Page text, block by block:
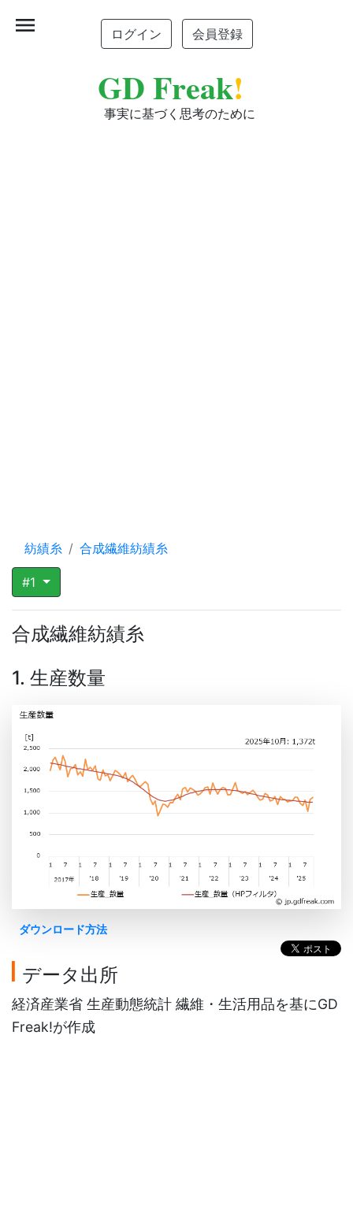
ログイン 会員登録
GD Freak!
事実に基づく思考のために
menu
紡績糸 合成繊維紡績糸
#1
合成繊維紡績糸
1. 生産数量
ダウンロード方法
データ出所
経済産業省 生産動態統計 繊維・生活用品を基にGD
Freak!が作成